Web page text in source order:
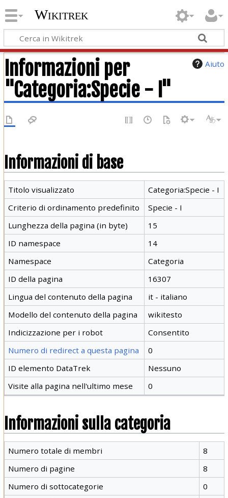
Wikitrek
Aiuto
Informazioni per
"Categoria:Specie - I"
Informazioni di base
Titolo visualizzato
Categoria:Specie - I
Criterio di ordinamento predefinito
Specie - I
Lunghezza della pagina (in byte)
15
ID namespace
14
Namespace
Categoria
ID della pagina
16307
Lingua del contenuto della pagina
it - italiano
Modello del contenuto della pagina
wikitesto
Indicizzazione per i robot
Consentito
Numero di redirect a questa pagina
0
ID elemento DataTrek
Nessuno
Visite alla pagina nell'ultimo mese
0
Informazioni sulla categoria
Numero totale di membri
8
Numero di pagine
8
Numero di sottocategorie
0